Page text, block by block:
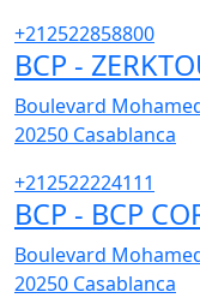
+212522858800
BCP -
Boulevard
20250 Casablanca
+212522224111
BCP - BCP
Boulevard
20250 Casablanca